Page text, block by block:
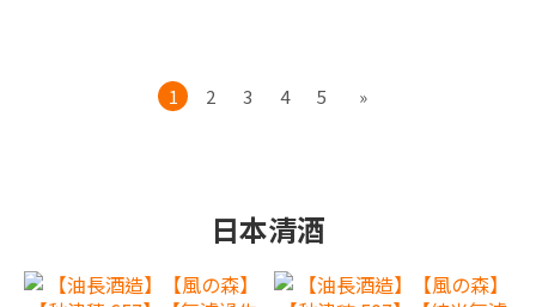
1 2 3 4 5 »
日本清酒